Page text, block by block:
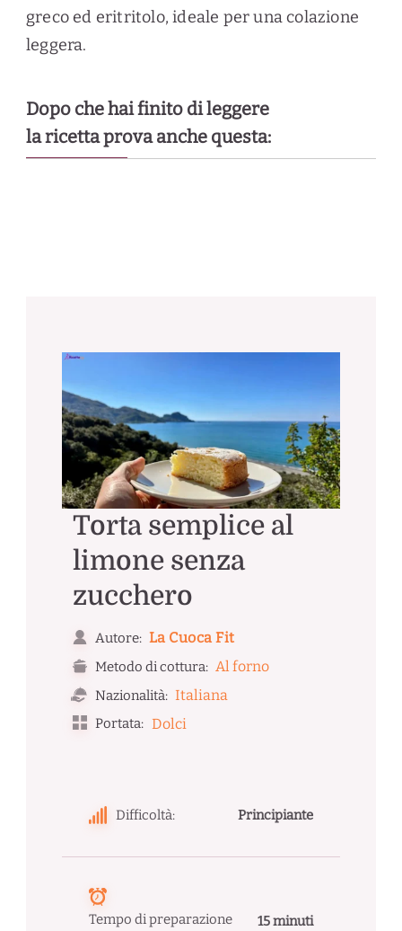
greco ed eritritolo, ideale per una colazione
leggera.
Dopo che hai finito di leggere
la ricetta prova anche questa:
Torta semplice al
limone senza
zucchero
Autore: La Cuoca Fit
Metodo di cottura: Al forno
Nazionalità: Italiana
Portata: Dolci
Difficoltà: Principiante
Tempo di preparazione 15 minuti